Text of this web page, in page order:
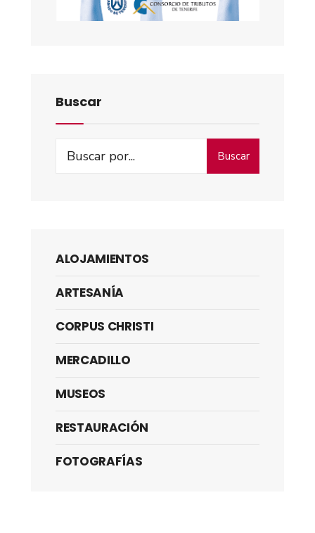
Buscar
Buscar
ALOJAMIENTOS
ARTESANÍA
CORPUS CHRISTI
MERCADILLO
MUSEOS
RESTAURACIÓN
FOTOGRAFÍAS